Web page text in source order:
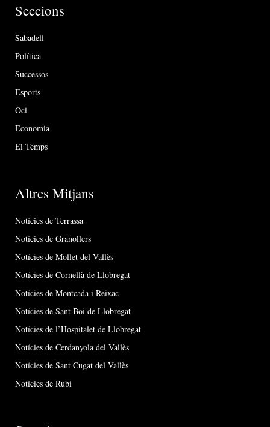
Seccions
Sabadell
Política
Successos
Esports
Oci
Economia
El Temps
Altres Mitjans
Notícies de Terrassa
Notícies de Granollers
Notícies de Mollet del Vallès
Notícies de Cornellà de Llobregat
Notícies de Montcada i Reixac
Notícies de Sant Boi de Llobregat
Notícies de l’Hospitalet de Llobregat
Notícies de Cerdanyola del Vallès
Notícies de Sant Cugat del Vallès
Notícies de Rubí